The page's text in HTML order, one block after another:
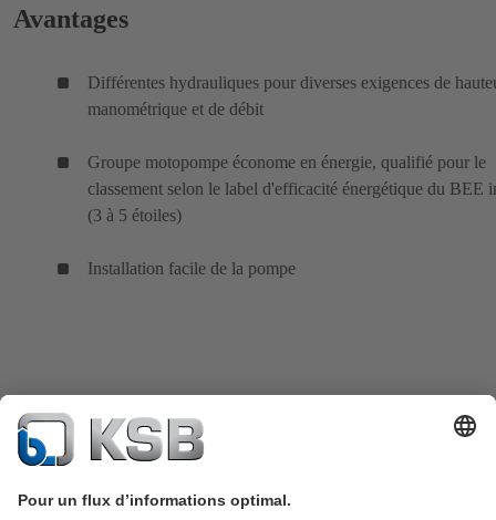
Avantages
Différentes hydrauliques pour diverses exigences de
manométrique et de débit
Groupe motopompe économe en énergie, qualifié pour le
classement selon le label d'efficacité énergétique du BEE
(3 à 5 étoiles)
Installation facile de la pompe